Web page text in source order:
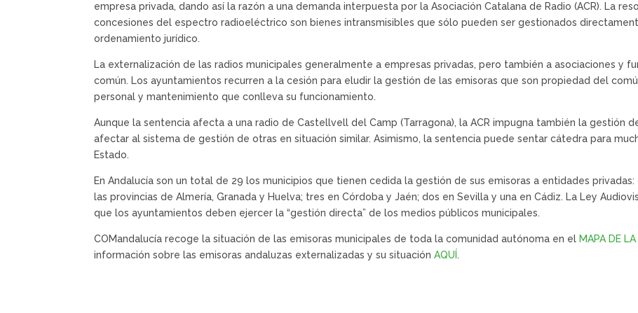
empresa privada, dando así la razón a una demanda interpuesta por la Asociación Catalana de Radio (ACR). La
concesiones del espectro radioeléctrico son bienes intransmisibles que sólo pueden ser gestionados
ordenamiento jurídico.
La externalización de las radios municipales generalmente a empresas privadas, pero también a asociaciones y
común. Los ayuntamientos recurren a la cesión para eludir la gestión de las emisoras que son propiedad del
personal y mantenimiento que conlleva su funcionamiento.
Aunque la sentencia afecta a una radio de Castellvell del Camp (Tarragona), la ACR impugna también la gestión
afectar al sistema de gestión de otras en situación similar. Asimismo, la sentencia puede sentar cátedra para
Estado.
En Andalucía son un total de 29 los municipios que tienen cedida la gestión de sus emisoras a entidades
las provincias de Almería, Granada y Huelva; tres en Córdoba y Jaén; dos en Sevilla y una en Cádiz. La Ley
que los ayuntamientos deben ejercer la “gestión directa” de los medios públicos municipales.
COMandalucía recoge la situación de las emisoras municipales de toda la comunidad autónoma en el MAPA DE
información sobre las emisoras andaluzas externalizadas y su situaciónAQUÍ .